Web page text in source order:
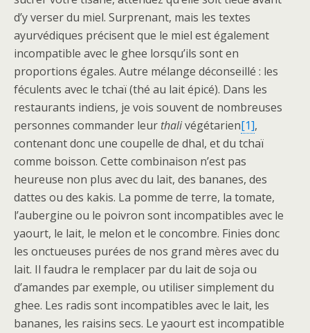
d’y verser du miel. Surprenant, mais les textes
ayurvédiques précisent que le miel est également
incompatible avec le ghee lorsqu’ils sont en
proportions égales. Autre mélange déconseillé : les
féculents avec le tchaï (thé au lait épicé). Dans les
restaurants indiens, je vois souvent de nombreuses
personnes commander leur thalivégétarien[1],
contenant donc une coupelle de dhal, et du tchaï
comme boisson. Cette combinaison n’est pas
heureuse non plus avec du lait, des bananes, des
dattes ou des kakis. La pomme de terre, la tomate,
l’aubergine ou le poivron sont incompatibles avec le
yaourt, le lait, le melon et le concombre. Finies donc
les onctueuses purées de nos grand mères avec du
lait. Il faudra le remplacer par du lait de soja ou
d’amandes par exemple, ou utiliser simplement du
ghee. Les radis sont incompatibles avec le lait, les
bananes, les raisins secs. Le yaourt est incompatible